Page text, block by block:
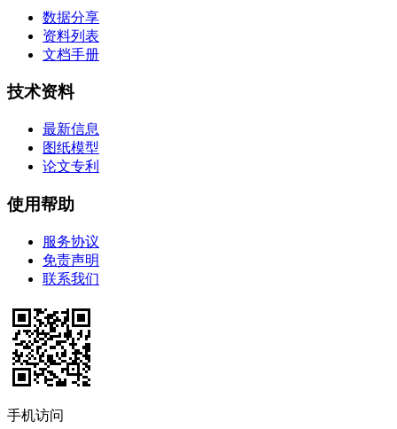
数据分享
资料列表
文档手册
技术资料
最新信息
图纸模型
论文专利
使用帮助
服务协议
免责声明
联系我们
手机访问